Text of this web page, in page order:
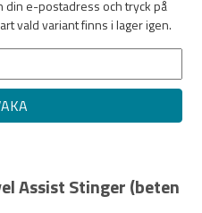
din e-postadress och tryck på
vald variant finns i lager igen.
Assist Stinger (beten